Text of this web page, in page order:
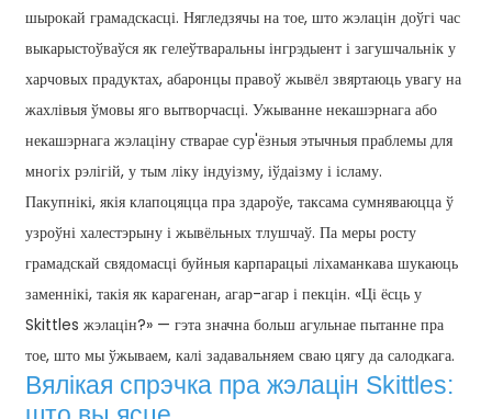
шырокай грамадскасці. Нягледзячы на ​​тое, што жэлацін доўгі час
выкарыстоўваўся як гелеўтваральны інгрэдыент і загушчальнік у
харчовых прадуктах, абаронцы правоў жывёл звяртаюць увагу на
жахлівыя ўмовы яго вытворчасці. Ужыванне некашэрнага або
некашэрнага жэлаціну стварае сур'ёзныя этычныя праблемы для
многіх рэлігій, у тым ліку індуізму, іўдаізму і ісламу.
Пакупнікі, якія клапоцяцца пра здароўе, таксама сумняваюцца ў
узроўні халестэрыну і жывёльных тлушчаў. Па меры росту
грамадскай свядомасці буйныя карпарацыі ліхаманкава шукаюць
заменнікі, такія як карагенан, агар-агар і пекцін. «Ці ёсць у
Skittles жэлацін?» — гэта значна больш агульнае пытанне пра
тое, што мы ўжываем, калі задавальняем сваю цягу да салодкага.
Вялікая спрэчка пра жэлацін Skittles: